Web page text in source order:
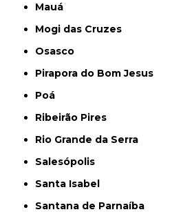
Mauá
Mogi das Cruzes
Osasco
Pirapora do Bom Jesus
Poá
Ribeirão Pires
Rio Grande da Serra
Salesópolis
Santa Isabel
Santana de Parnaíba